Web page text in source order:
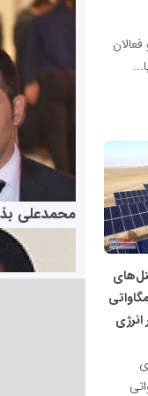
فعالان
خورشیدی به نیروگاه ۵۰ مگاواتی
۵۰ مگاواتی
پایگاه
سازمان
مرجع اخبار
محمدعلی